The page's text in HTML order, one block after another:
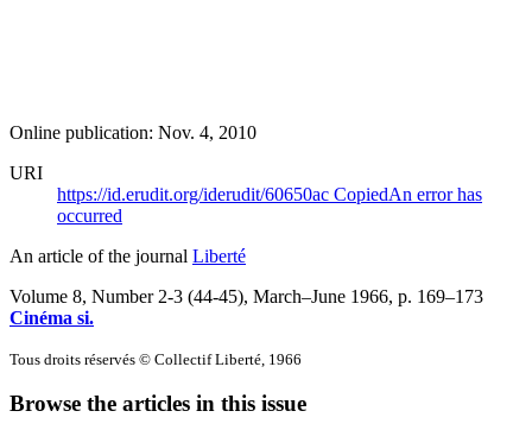
Online publication: Nov. 4, 2010
URI
https://id.erudit.org/iderudit/60650ac CopiedAn error has
occurred
An article of the journal Liberté
Volume 8, Number 2-3 (44-45), March–June 1966, p. 169–173
Cinéma si.
Tous droits réservés © Collectif Liberté, 1966
Browse the articles in this issue